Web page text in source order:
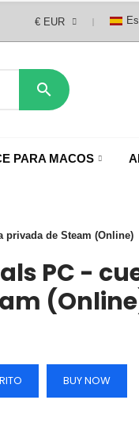
€ EUR

PARA MACOS
privada de Steam (Online)
PC -
BUY NOW